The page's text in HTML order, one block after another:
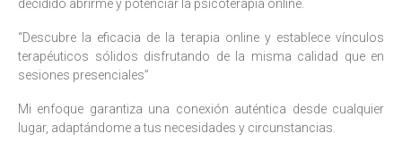
decidido abrirme y potenciar la psicoterapia online.
“Descubre la eficacia de la terapia online y establece vínculos
terapéuticos sólidos disfrutando de la misma calidad que en
sesiones presenciales”
Mi enfoque garantiza una conexión auténtica desde cualquier
lugar, adaptándome a tus necesidades y circunstancias.